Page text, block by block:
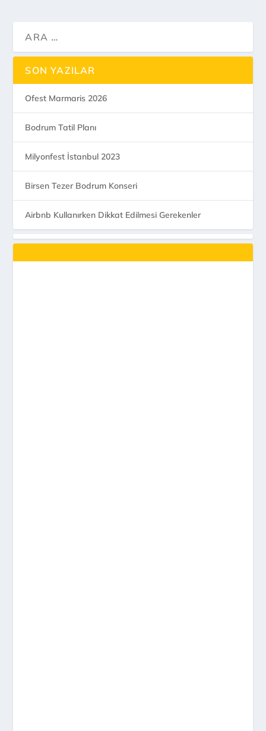
SON YAZILAR
Ofest Marmaris 2026
Bodrum Tatil Planı
Milyonfest İstanbul 2023
Birsen Tezer Bodrum Konseri
Airbnb Kullanırken Dikkat Edilmesi Gerekenler